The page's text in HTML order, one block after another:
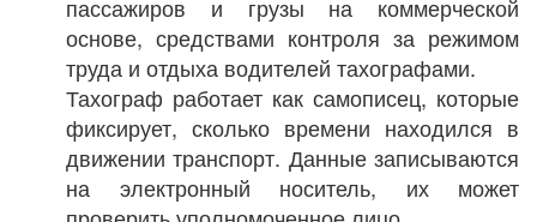
пассажиров и грузы на коммерческой
основе, средствами контроля за режимом
труда и отдыха водителей тахографами.
Тахограф работает как самописец, которые
фиксирует, сколько времени находился в
движении транспорт. Данные записываются
на электронный носитель, их может